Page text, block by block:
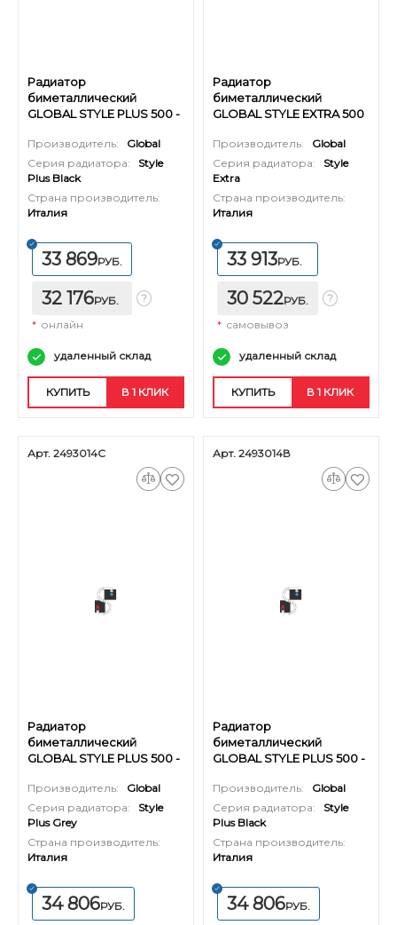
Радиатор
биметаллический
GLOBAL STYLE PLUS 500 -
Производитель:
Global
Серия радиатора:
Style
Plus Black
Страна производитель:
Италия
33 869РУБ.
32 176РУБ.
* онлайн
удаленный склад
КУПИТЬ В 1 КЛИК
Радиатор
биметаллический
GLOBAL STYLE EXTRA 500
Производитель:
Global
Серия радиатора:
Style
Extra
Страна производитель:
Италия
33 913РУБ.
30 522РУБ.
* самовывоз
удаленный склад
КУПИТЬ В 1 КЛИК
Арт. 2493014С
Радиатор
биметаллический
GLOBAL STYLE PLUS 500 -
Производитель:
Global
Серия радиатора:
Style
Plus Grey
Страна производитель:
Италия
34 806РУБ.
Арт. 2493014В
Радиатор
биметаллический
GLOBAL STYLE PLUS 500 -
Производитель:
Global
Серия радиатора:
Style
Plus Black
Страна производитель:
Италия
34 806РУБ.